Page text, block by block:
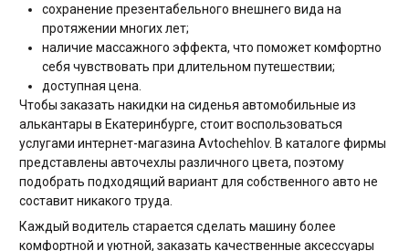
сохранение презентабельного внешнего вида на
протяжении многих лет;
наличие массажного эффекта, что поможет комфортно
себя чувствовать при длительном путешествии;
доступная цена.
Чтобы заказать накидки на сиденья автомобильные из
алькантары в Екатеринбурге, стоит воспользоваться
услугами интернет-магазина Avtochehlov. В каталоге фирмы
представлены авточехлы различного цвета, поэтому
подобрать подходящий вариант для собственного авто не
составит никакого труда.
Каждый водитель старается сделать машину более
комфортной и уютной, заказать качественные аксессуары